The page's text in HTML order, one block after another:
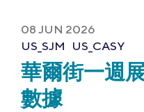
08 JUN 2026
US_SJM
US_CASY
華爾街一週
數據